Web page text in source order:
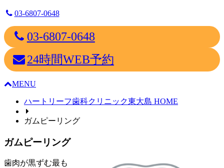
03-6807-0648
03-6807-0648
24時間WEB予約
MENU
ハートリーフ歯科クリニック東大島 HOME
ガムピーリング
ガムピーリング
歯肉が黒ずむ最も